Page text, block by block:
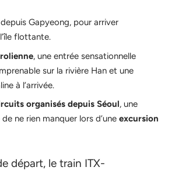
depuis Gapyeong, pour arriver
flottante.
, une entrée sensationnelle
sur la rivière Han et une
à l’arrivée.
organisés depuis Séoul, une
ne rien manquer lors d’une excursion
départ, le train ITX-